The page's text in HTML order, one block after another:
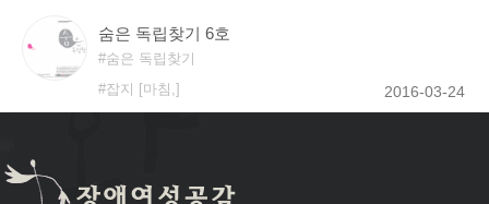
숨은 독립찾기 6호
숨은 독립찾기
잡지 [마침,]
2016-03-24